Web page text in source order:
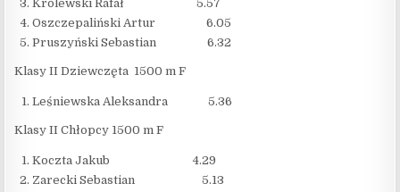
Królewski Rafał 5.57
Oszczepaliński Artur 6.05
Pruszyński Sebastian 6.32
Klasy II Dziewczęta 1500 m F
Leśniewska Aleksandra 5.36
Klasy II Chłopcy 1500 m F
Koczta Jakub 4.29
Zarecki Sebastian 5.13